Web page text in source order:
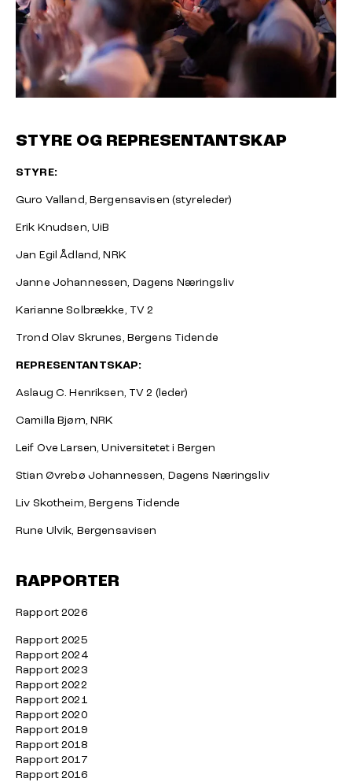
STYRE OG REPRESENTANTSKAP
STYRE:
Guro Valland, Bergensavisen (styreleder)
Erik Knudsen, UiB
Jan Egil Ådland, NRK
Janne Johannessen, Dagens Næringsliv
Karianne Solbrække, TV 2
Trond Olav Skrunes, Bergens Tidende
REPRESENTANTSKAP:
Aslaug C. Henriksen, TV 2 (leder)
Camilla Bjørn, NRK
Leif Ove Larsen, Universitetet i Bergen
Stian Øvrebø Johannessen, Dagens Næringsliv
Liv Skotheim, Bergens Tidende
Rune Ulvik, Bergensavisen
RAPPORTER
Rapport 2026
Rapport 2025
Rapport 2024
Rapport 2023
Rapport 2022
Rapport 2021
Rapport 2020
Rapport 2019
Rapport 2018
Rapport 2017
Rapport 2016